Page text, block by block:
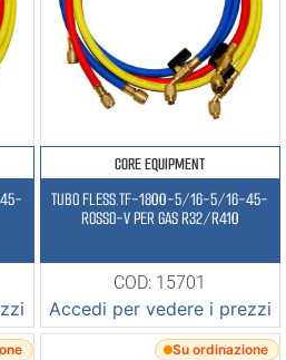
CORE EQUIPMENT
TUBO FLESS.TF-1800-5/16-5/16-45-
ROSSO-V PER GAS R32/R410
COD: 15701
Accedi per vedere i prezzi
Su ordinazione